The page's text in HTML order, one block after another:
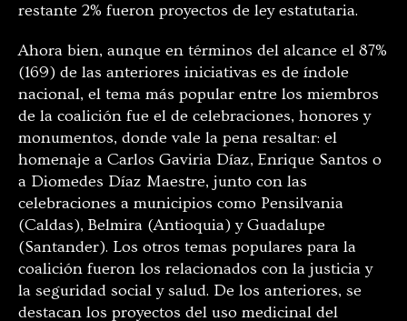
restante 2% fueron proyectos de ley estatutaria.
Ahora bien, aunque en términos del alcance el 87%
(169) de las anteriores iniciativas es de índole
nacional, el tema más popular entre los miembros
de la coalición fue el de celebraciones, honores y
monumentos, donde vale la pena resaltar: el
homenaje a Carlos Gaviria Díaz, Enrique Santos o
a Diomedes Díaz Maestre, junto con las
celebraciones a municipios como Pensilvania
(Caldas), Belmira (Antioquia) y Guadalupe
(Santander). Los otros temas populares para la
coalición fueron los relacionados con la justicia y
la seguridad social y salud. De los anteriores, se
destacan los proyectos del uso medicinal del